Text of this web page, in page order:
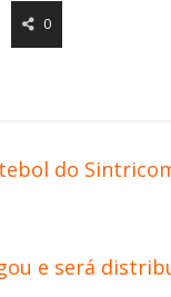
0
do
e será